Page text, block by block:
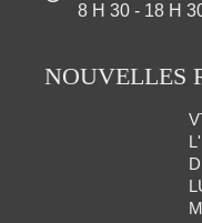
8 H 30 - 18 H
NOUVELLES